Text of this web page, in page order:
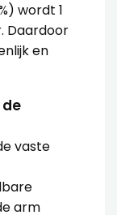
wordt 1
Daardoor
en
vaste
arm